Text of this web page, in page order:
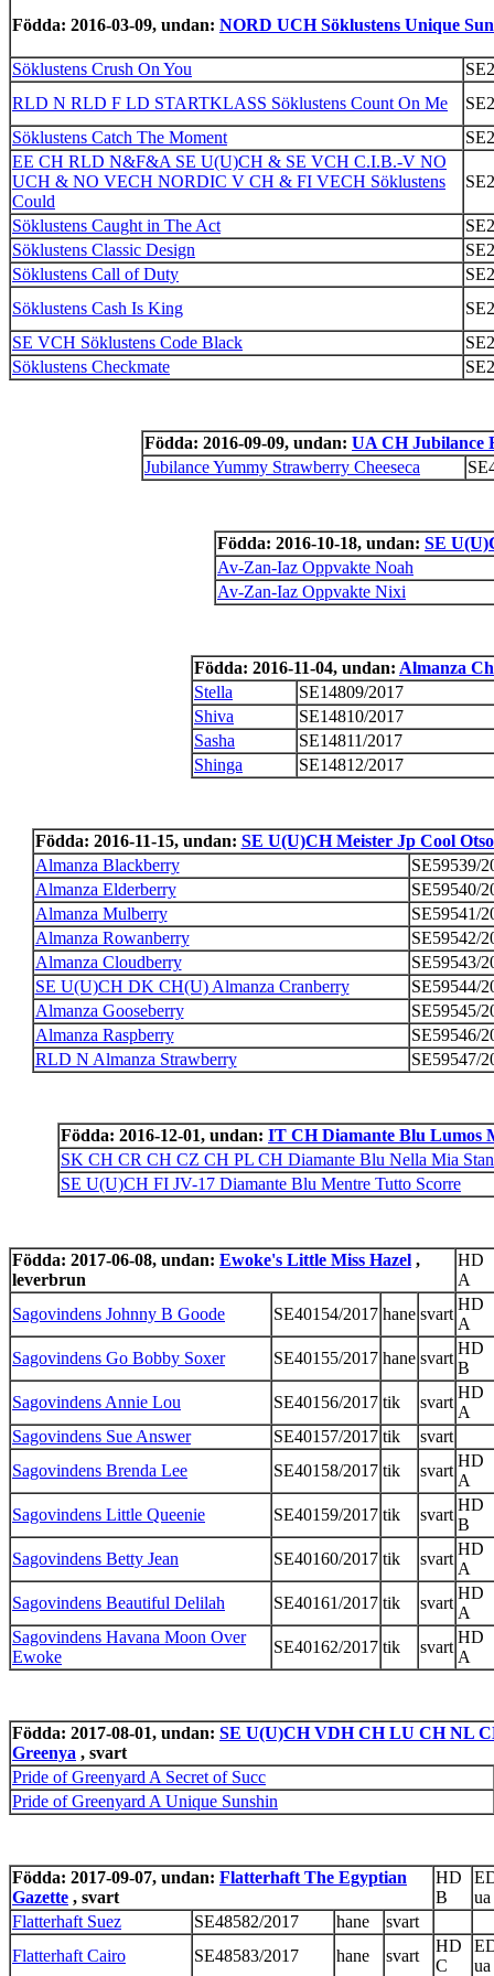
Födda: 2016-03-09, undan: NORD UCH Söklustens Unique
Söklustens Crush On You
RLD N RLD F LD STARTKLASS Söklustens Count On Me
Söklustens Catch The Moment
EE CH RLD N&F&A SE U(U)CH & SE VCH C.I.B.-V NO
UCH & NO VECH NORDIC V CH & FI VECH Söklustens
Could
Söklustens Caught in The Act
Söklustens Classic Design
Söklustens Call of Duty
Söklustens Cash Is King
SE VCH Söklustens Code Black
Söklustens Checkmate
Födda: 2016-09-09, undan: UA CH Jubilance
Jubilance Yummy Strawberry Cheeseca
Födda: 2016-10-18, undan: SE
Av-Zan-Iaz Oppvakte Noah
Av-Zan-Iaz Oppvakte Nixi
Födda: 2016-11-04, undan: Almanza
Stella
SE14809/2017
Shiva
SE14810/2017
Sasha
SE14811/2017
Shinga
SE14812/2017
Födda: 2016-11-15, undan: SE U(U)CH Meister Jp Cool
Almanza Blackberry
SE59539/
Almanza Elderberry
SE59540/
Almanza Mulberry
SE59541/
Almanza Rowanberry
SE59542/
Almanza Cloudberry
SE59543/
SE U(U)CH DK CH(U) Almanza Cranberry
SE59544/
Almanza Gooseberry
SE59545/
Almanza Raspberry
SE59546/
RLD N Almanza Strawberry
SE59547/
Födda: 2016-12-01, undan: IT CH Diamante Blu Lumos
SK CH CR CH CZ CH PL CH Diamante Blu Nella Mia
SE U(U)CH FI JV-17 Diamante Blu Mentre Tutto Scorre
Födda: 2017-06-08, undan: Ewoke's Little Miss Hazel ,
leverbrun
HD
A
Sagovindens Johnny B Goode
SE40154/2017 hane svart
HD
A
Sagovindens Go Bobby Soxer
SE40155/2017 hane svart
HD
B
Sagovindens Annie Lou
SE40156/2017 tik svart
HD
A
Sagovindens Sue Answer
SE40157/2017 tik
svart
Sagovindens Brenda Lee
SE40158/2017 tik svart
HD
A
Sagovindens Little Queenie
SE40159/2017 tik svart
HD
B
Sagovindens Betty Jean
SE40160/2017 tik svart
HD
A
Sagovindens Beautiful Delilah
SE40161/2017 tik svart
HD
A
Sagovindens Havana Moon Over
Ewoke
SE40162/2017 tik svart
HD
A
Födda: 2017-08-01, undan: SE U(U)CH VDH CH LU CH NL
Greenya , svart
Pride of Greenyard A Secret of Succ
Pride of Greenyard A Unique Sunshin
Födda: 2017-09-07, undan: Flatterhaft The Egyptian
Gazette , svart
HD
B
ua
Flatterhaft Suez
SE48582/2017 hane
svart
Flatterhaft Cairo
SE48583/2017 hane svart
HD
C
ua